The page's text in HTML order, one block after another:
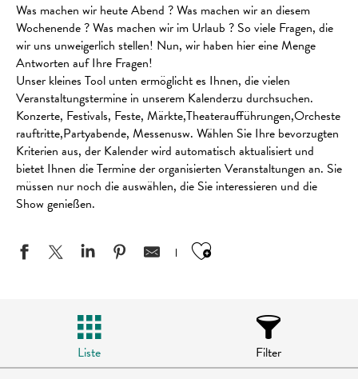
Was machen wir heute Abend ? Was machen wir an diesem
Wochenende ? Was machen wir im Urlaub ? So viele Fragen, die
wir uns unweigerlich stellen! Nun, wir haben hier eine Menge
Antworten auf Ihre Fragen!
Unser kleines Tool unten ermöglicht es Ihnen, die vielen
Veranstaltungstermine in unserem Kalenderzu durchsuchen.
Konzerte, Festivals, Feste, Märkte,Theateraufführungen,Orcheste
rauftritte,Partyabende, Messenusw. Wählen Sie Ihre bevorzugten
Kriterien aus, der Kalender wird automatisch aktualisiert und
bietet Ihnen die Termine der organisierten Veranstaltungen an. Sie
müssen nur noch die auswählen, die Sie interessieren und die
Show genießen.
Ajouter aux
Liste Filter